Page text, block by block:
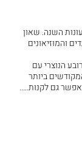
השנה. שאון
והמוזיאונים
הנוצרי עם
ביותר
גם לקנות…..